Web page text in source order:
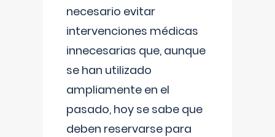
necesario evitar
intervenciones médicas
innecesarias que, aunque
se han utilizado
ampliamente en el
pasado, hoy se sabe que
deben reservarse para